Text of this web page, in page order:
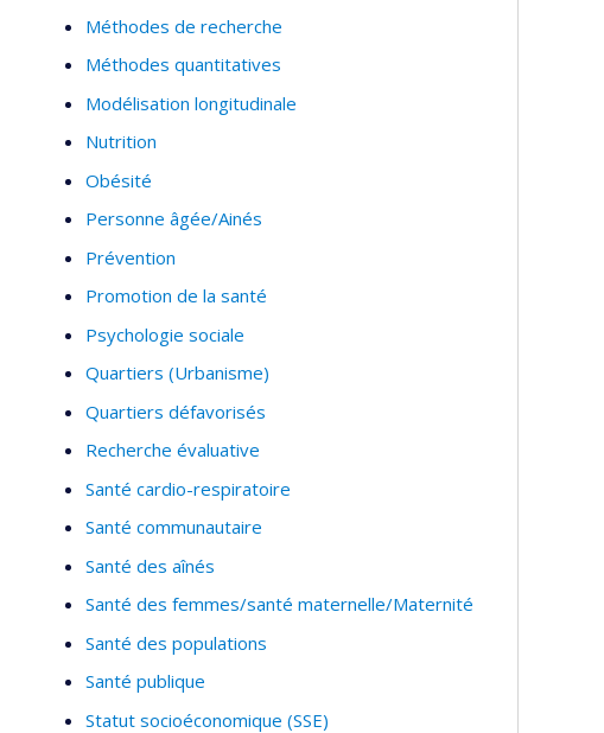
Méthodes de recherche
Méthodes quantitatives
Modélisation longitudinale
Nutrition
Obésité
Personne âgée/Ainés
Prévention
Promotion de la santé
Psychologie sociale
Quartiers (Urbanisme)
Quartiers défavorisés
Recherche évaluative
Santé cardio-respiratoire
Santé communautaire
Santé des aînés
Santé des femmes/santé maternelle/Maternité
Santé des populations
Santé publique
Statut socioéconomique (SSE)